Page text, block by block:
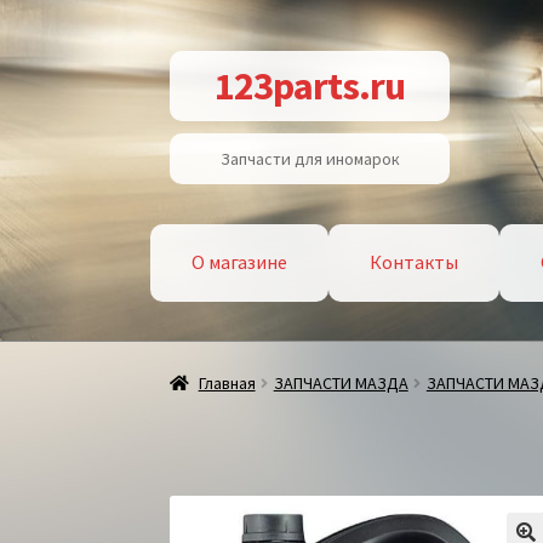
Перейти
к
навигации
Перейти
к
содержимому
123parts.ru
Запчасти для иномарок
О магазине Контакты
Главная ЗАПЧАСТИ МАЗДА ЗАПЧАСТИ